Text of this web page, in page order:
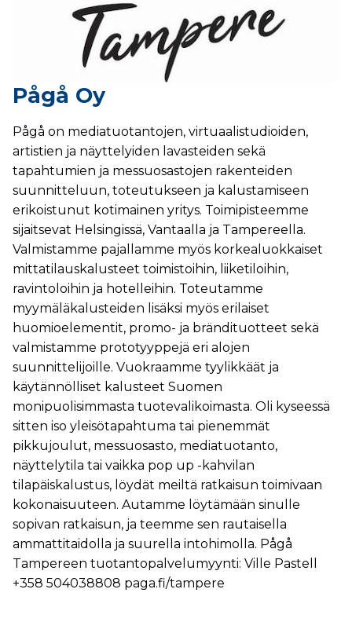
Pågå Oy
Pågå on mediatuotantojen, virtuaalistudioiden,
artistien ja näyttelyiden lavasteiden sekä
tapahtumien ja messuosastojen rakenteiden
suunnitteluun, toteutukseen ja kalustamiseen
erikoistunut kotimainen yritys. Toimipisteemme
sijaitsevat Helsingissä, Vantaalla ja Tampereella.
Valmistamme pajallamme myös korkealuokkaiset
mittatilauskalusteet toimistoihin, liiketiloihin,
ravintoloihin ja hotelleihin. Toteutamme
myymäläkalusteiden lisäksi myös erilaiset
huomioelementit, promo- ja brändituotteet sekä
valmistamme prototyyppejä eri alojen
suunnittelijoille. Vuokraamme tyylikkäät ja
käytännölliset kalusteet Suomen
monipuolisimmasta tuotevalikoimasta. Oli kyseessä
sitten iso yleisötapahtuma tai pienemmät
pikkujoulut, messuosasto, mediatuotanto,
näyttelytila tai vaikka pop up -kahvilan
tilapäiskalustus, löydät meiltä ratkaisun toimivaan
kokonaisuuteen. Autamme löytämään sinulle
sopivan ratkaisun, ja teemme sen rautaisella
ammattitaidolla ja suurella intohimolla. Pågå
Tampereen tuotantopalvelumyynti: Ville Pastell
+358 504038808 paga.fi/tampere